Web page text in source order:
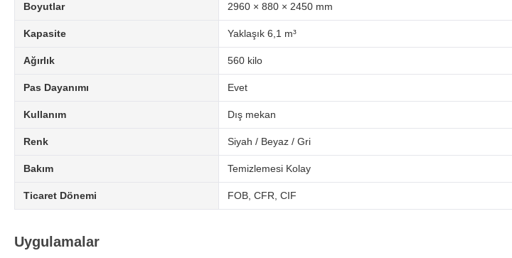
Boyutlar 2960 × 880 × 2450 mm
Kapasite Yaklaşık 6,1 m³
Ağırlık 560 kilo
Pas Dayanımı Evet
Kullanım Dış mekan
Renk Siyah / Beyaz / Gri
Bakım Temizlemesi Kolay
Ticaret Dönemi FOB, CFR, CIF
Uygulamalar